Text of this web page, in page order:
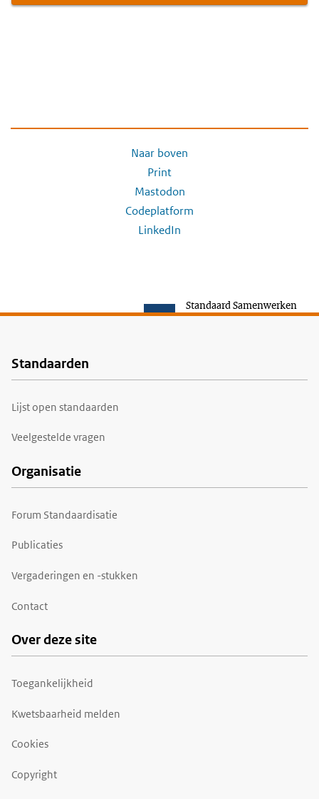
Naar boven
Print
Mastodon
Codeplatform
LinkedIn
Standaard Samenwerken
Voet
Standaarden
Lijst open standaarden
Veelgestelde vragen
Organisatie
Forum Standaardisatie
Publicaties
Vergaderingen en -stukken
Contact
Over deze site
Toegankelijkheid
Kwetsbaarheid melden
Cookies
Copyright